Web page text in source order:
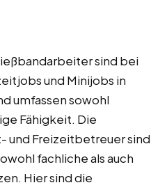
sind bei
und Minijobs in
umfassen sowohl
Fähigkeit. Die
und Freizeitbetreuer sind
fachliche als auch
Hier sind die